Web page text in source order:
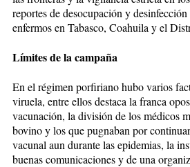
reportes de desocupación y
enfermos en Tabasco, Coahuila y el
Límites de la campaña
En el régimen porfiriano hubo varios
viruela, entre ellos destaca la franca
vacunación, la división de los médicos
bovino y los que pugnaban por
vacunal aun durante las epidemias, la
buenas comunicaciones y de una